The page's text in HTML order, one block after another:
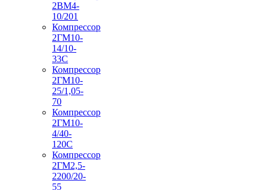
2ВМ4-
10/201
Компрессор
2ГМ10-
14/10-
33С
Компрессор
2ГМ10-
25/1,05-
70
Компрессор
2ГМ10-
4/40-
120С
Компрессор
2ГМ2,5-
2200/20-
55